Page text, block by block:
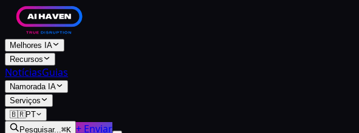
Melhores IA
Recursos
NotíciasGuias
Namorada IA
Serviços
🇧🇷PT
Pesquisar...⌘K + Enviar